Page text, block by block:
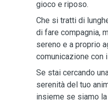
gioco e riposo.
Che si tratti di
di fare compagnia,
sereno e a proprio
comunicazione con
Se stai cercando
serenità del tuo
insieme se siamo